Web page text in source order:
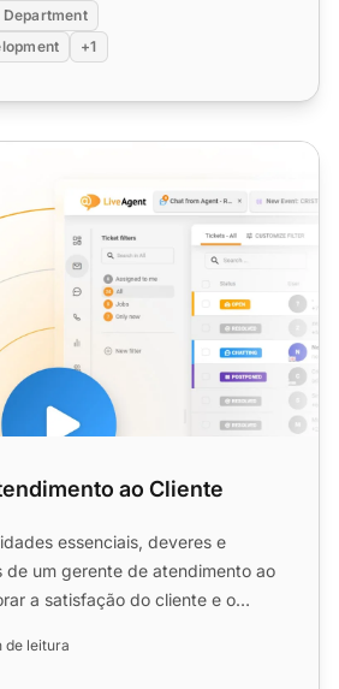
+1
ao Cliente
ao Cliente
essenciais, deveres e
de um gerente de atendimento ao
a satisfação do cliente e o
de leitura